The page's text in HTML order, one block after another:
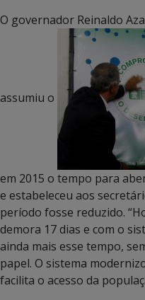
O governador Reinaldo
assumiu o
em 2015 o tempo para
e estabeleceu aos
período fosse reduzido.
demora 17 dias e com o
ainda mais esse tempo,
papel. O sistema
facilita o acesso da